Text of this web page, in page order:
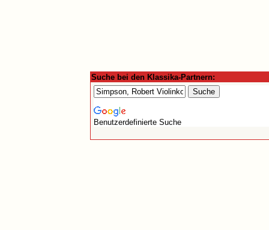
Suche bei den Klassika-Partnern:
Benutzerdefinierte Suche